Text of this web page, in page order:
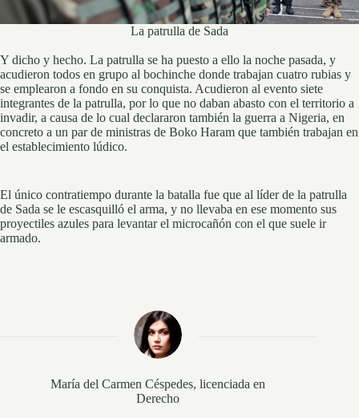
La patrulla de Sada
Y dicho y hecho. La patrulla se ha puesto a ello la noche pasada, y
acudieron todos en grupo al bochinche donde trabajan cuatro rubias y
se emplearon a fondo en su conquista. Acudieron al evento siete
integrantes de la patrulla, por lo que no daban abasto con el territorio a
invadir, a causa de lo cual declararon también la guerra a Nigeria, en
concreto a un par de ministras de Boko Haram que también trabajan en
el establecimiento lúdico.
El único contratiempo durante la batalla fue que al líder de la patrulla
de Sada se le escasquilló el arma, y no llevaba en ese momento sus
proyectiles azules para levantar el microcañón con el que suele ir
armado.
María del Carmen Céspedes, licenciada en
Derecho